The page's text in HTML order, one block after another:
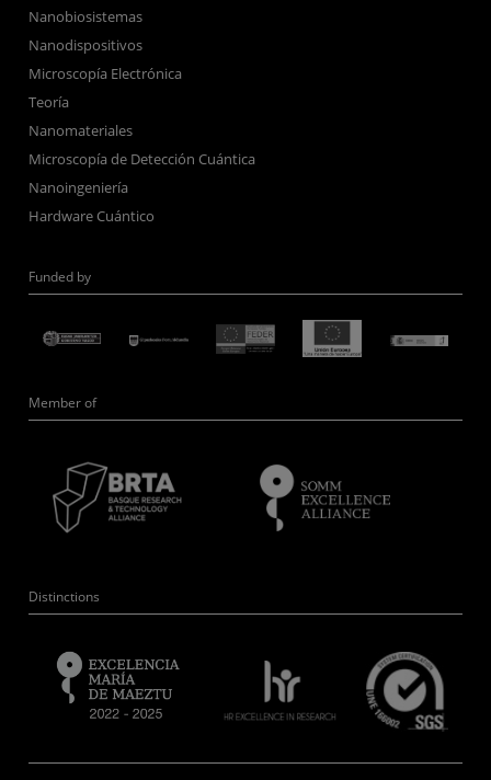
Nanobiosistemas
Nanodispositivos
Microscopía Electrónica
Teoría
Nanomateriales
Microscopía de Detección Cuántica
Nanoingeniería
Hardware Cuántico
Funded by
Member of
Distinctions